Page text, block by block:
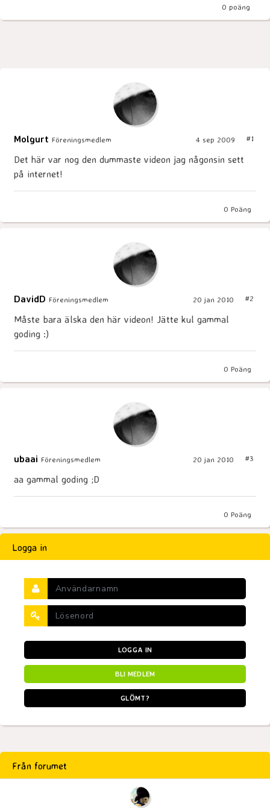
0 poäng
Molgurt Föreningsmedlem 4 sep 2009 #1
Det här var nog den dummaste videon jag någonsin sett
på internet!
0 Poäng
DavidD Föreningsmedlem 20 jan 2010 #2
Måste bara älska den här videon! Jätte kul gammal
goding :)
0 Poäng
ubaai Föreningsmedlem 20 jan 2010 #3
aa gammal goding ;D
0 Poäng
Logga in
LOGGA IN
BLI MEDLEM
GLÖMT?
Från forumet